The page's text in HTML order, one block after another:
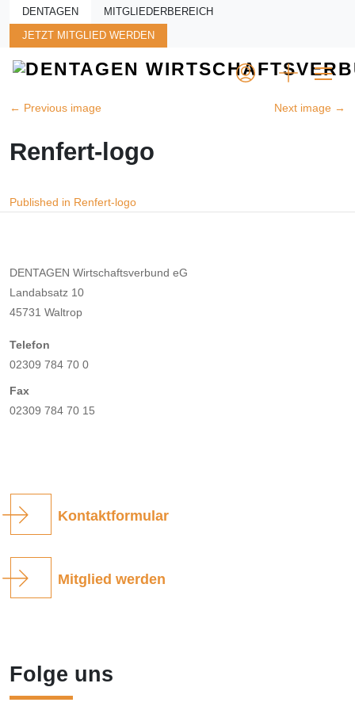
Skip to main content
DENTAGEN MITGLIEDERBEREICH
JETZT MITGLIED WERDEN
← Previous image Next image →
Renfert-logo
Beitragsnavigation
Published in Renfert-logo
DENTAGEN Wirtschaftsverbund eG
Landabsatz 10
45731 Waltrop
Telefon
02309 784 70 0
Fax
02309 784 70 15
Kontaktformular
Mitglied werden
Folge uns